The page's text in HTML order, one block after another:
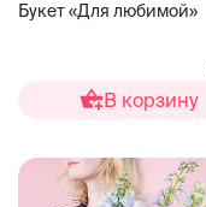
Букет «Для любимой»
В корзину